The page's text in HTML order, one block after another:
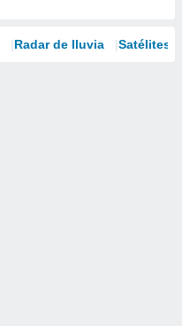
Radar de lluvia Satélites